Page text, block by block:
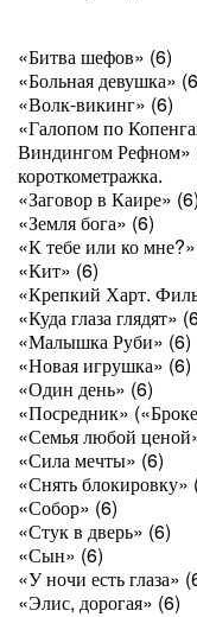
«Битва шефов» (6)
«Больная девушка»
«Волк-викинг» (6)
«Галопом по
Виндингом Рефном»
короткометражка.
«Заговор в Каире» (6)
«Земля бога» (6)
«К тебе или ко
«Кит» (6)
«Крепкий Харт.
«Куда глаза глядят»
«Малышка Руби» (6)
«Новая игрушка» (6)
«Один день» (6)
«Посредник»
«Семья любой
«Сила мечты» (6)
«Снять блокировку»
«Собор» (6)
«Стук в дверь» (6)
«Сын» (6)
«У ночи есть глаза»
«Элис, дорогая» (6)